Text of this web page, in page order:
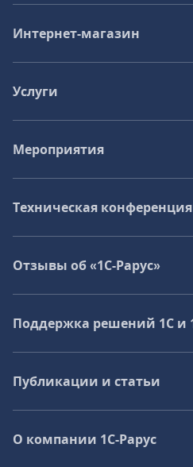
Интернет-магазин
Услуги
Мероприятия
Техническая конференция
Отзывы об «1С-Рарус»
Поддержка решений 1С и
Публикации и статьи
О компании 1C-Рарус